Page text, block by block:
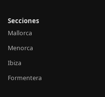
Secciones
Mallorca
Menorca
Ibiza
Formentera